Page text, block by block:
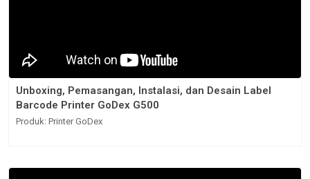
Unboxing, Pemasangan, Instalasi, dan Desain Label
Barcode Printer GoDex G500
Produk: Printer GoDex